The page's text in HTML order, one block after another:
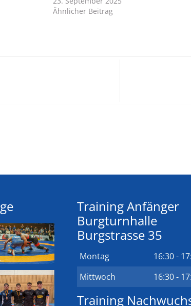
Ähnlicher Beitrag
Training Anfänger
Burgturnhalle
Burgstrasse 35
Montag
16:30 -
Mittwoch
16:30 -
Training